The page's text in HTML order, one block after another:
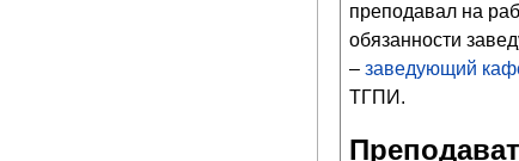
преподавал на
обязанности
– заведующий
ТГПИ.